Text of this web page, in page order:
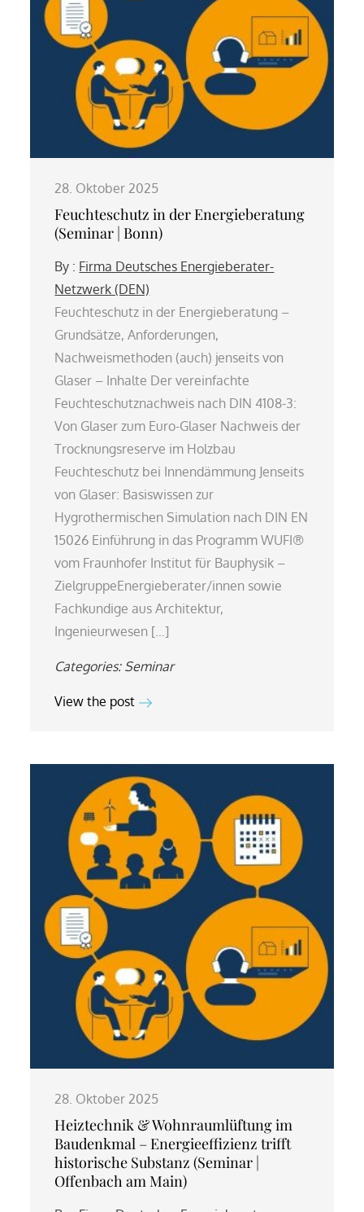
28. Oktober 2025
Feuchteschutz in der Energieberatung
(Seminar | Bonn)
By : Firma Deutsches Energieberater-
Netzwerk (DEN)
Feuchteschutz in der Energieberatung –
Grundsätze, Anforderungen,
Nachweismethoden (auch) jenseits von
Glaser – Inhalte Der vereinfachte
Feuchteschutznachweis nach DIN 4108-3:
Von Glaser zum Euro-Glaser Nachweis der
Trocknungsreserve im Holzbau
Feuchteschutz bei Innendämmung Jenseits
von Glaser: Basiswissen zur
Hygrothermischen Simulation nach DIN EN
15026 Einführung in das Programm WUFI®
vom Fraunhofer Institut für Bauphysik –
ZielgruppeEnergieberater/innen sowie
Fachkundige aus Architektur,
Ingenieurwesen […]
Categories: Seminar
View the post
28. Oktober 2025
Heiztechnik & Wohnraumlüftung im
Baudenkmal – Energieeffizienz trifft
historische Substanz (Seminar |
Offenbach am Main)